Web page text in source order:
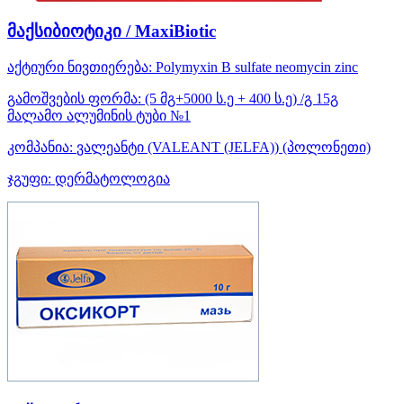
მაქსიბიოტიკი / MaxiBiotic
აქტიური ნივთიერება: Polymyxin B sulfate neomycin zinc
გამოშვების ფორმა: (5 მგ+5000 ს.ე + 400 ს.ე) /გ 15გ
მალამო ალუმინის ტუბი №1
კომპანია: ვალეანტი (VALEANT (JELFA)) (პოლონეთი)
ჯგუფი: დერმატოლოგია